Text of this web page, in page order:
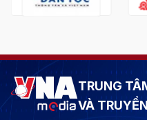
TRUNG
VÀ